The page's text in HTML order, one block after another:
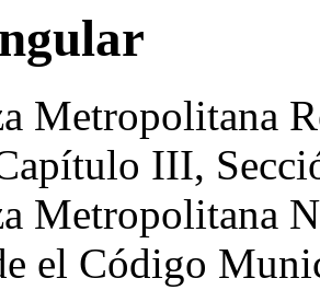
Metropolitana
III,
Metropolitana
el Código